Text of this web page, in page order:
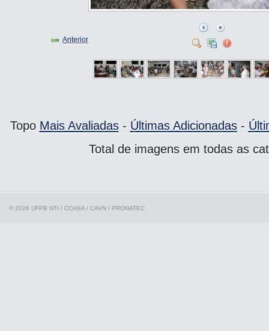
Anterior
Topo Mais Avaliadas- Últimas Adicionadas-
Total de imagens em todas as
© 2026 UFPB NTI / CCHSA / CAVN / PRONATEC